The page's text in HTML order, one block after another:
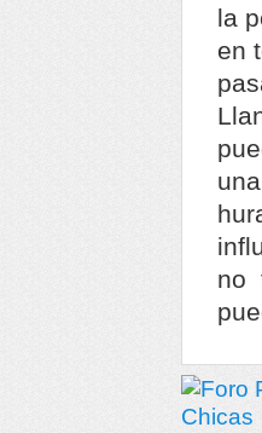
la
en
no